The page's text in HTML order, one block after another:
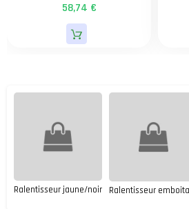
Ralentisseur jaune/noir
58,74 €